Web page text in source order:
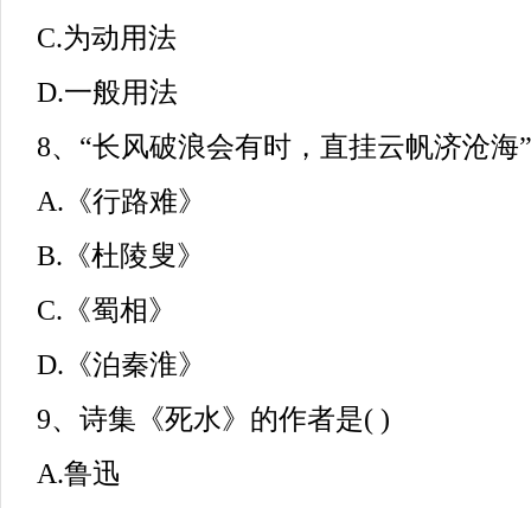
C.为动用法
D.一般用法
8、“长风破浪会有时，直挂云帆济沧海
A.《行路难》
B.《杜陵叟》
C.《蜀相》
D.《泊秦淮》
9、诗集《死水》的作者是( )
A.鲁迅